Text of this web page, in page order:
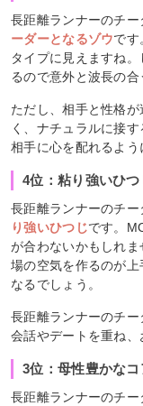
長距離ランナーのチ
ーダーとなるゾウです
タイプに見えますね
るので意外と波長の合
ただし、相手と性格
く、ナチュラルに接
相手に心を配れるよう
4位：粘り強いひつ
長距離ランナーのチ
り強いひつじです。
が合わないかもしれま
場の空気を作るのが上
なるでしょう。
長距離ランナーのチー
会話やデートを重ね、
3位：母性豊かなコ
長距離ランナーのチ